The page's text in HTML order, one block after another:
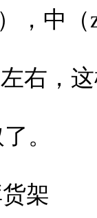
，中
右，
。
架